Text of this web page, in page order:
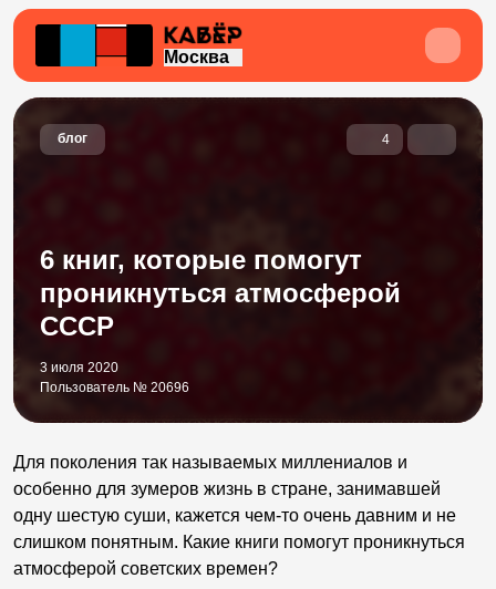
Москва
блог 4
6 книг, которые помогут
проникнуться атмосферой
СССР
3 июля 2020
Пользователь № 20696
Для поколения так называемых миллениалов и
особенно для зумеров жизнь в стране, занимавшей
одну шестую суши, кажется чем-то очень давним и не
слишком понятным. Какие книги помогут проникнуться
атмосферой советских времен?